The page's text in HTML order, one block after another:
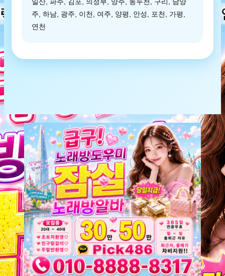
주, 하남, 광주, 이천, 여주, 양평, 안성, 포천, 가평,
연천